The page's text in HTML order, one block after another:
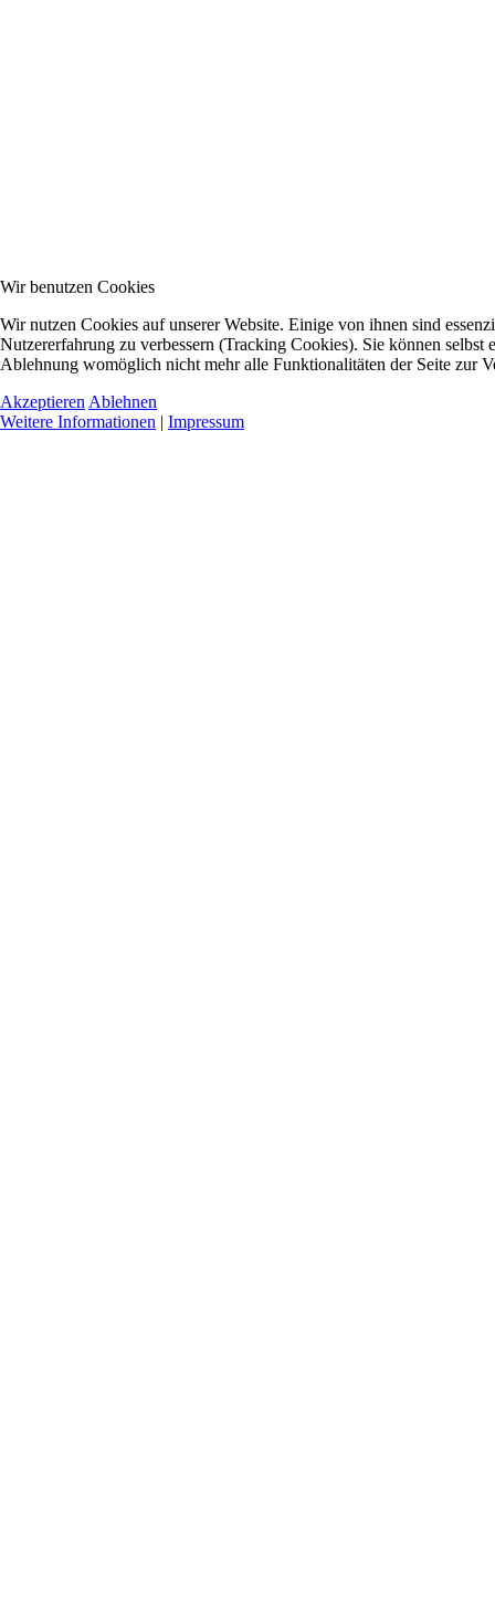
Wir benutzen Cookies
Wir nutzen Cookies auf unserer Website. Einige von ihnen sind
Nutzererfahrung zu verbessern (Tracking Cookies). Sie können selbst
Ablehnung womöglich nicht mehr alle Funktionalitäten der Seite zur
Akzeptieren Ablehnen
Weitere Informationen | Impressum